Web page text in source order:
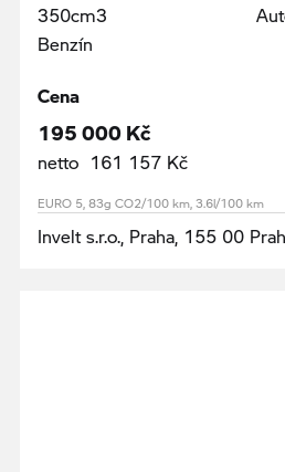
350cm3
Benzín
Cena
195 000 Kč
netto 161 157 Kč
EURO 5, 83g CO2/100 km, 3.6l/100 km
Invelt s.r.o., Praha, 155 00